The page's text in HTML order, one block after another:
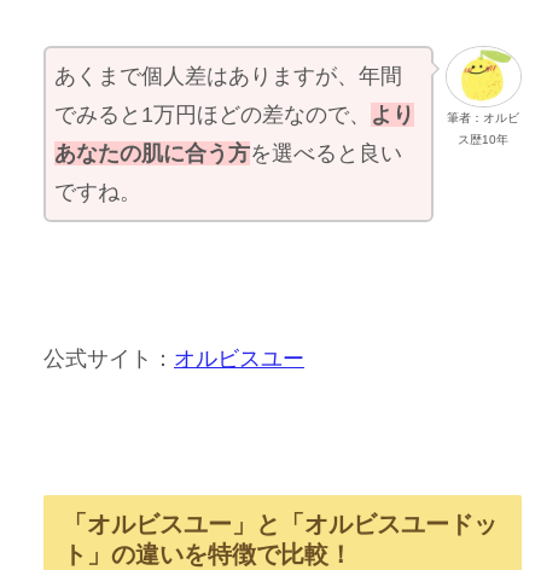
筆者：オルビ
ス歴10年
あくまで個人差はありますが、年間
でみると1万円ほどの差なので、 より
あなたの肌に合う方を選べると良い
ですね。
公式サイト： オルビスユー
「オルビスユー」と「オルビスユードッ
ト」の違いを特徴で比較！